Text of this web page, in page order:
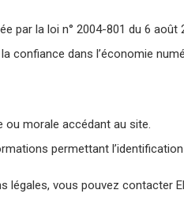
par la loi n° 2004-801 du 6 août
confiance dans l’économie
ou morale accédant au site.
permettant
vous pouvez contacter